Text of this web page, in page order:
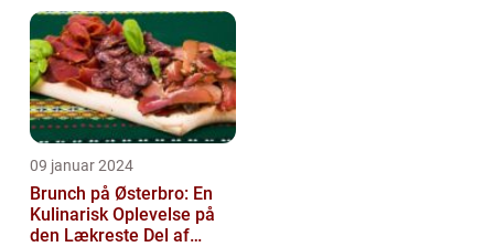
09 januar 2024
Brunch på Østerbro: En
Kulinarisk Oplevelse på
den Lækreste Del af